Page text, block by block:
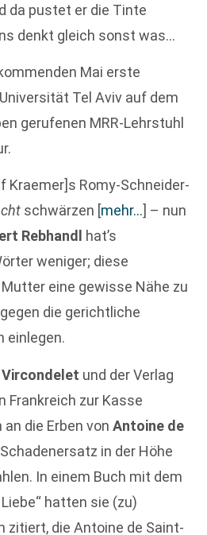
da pustet er die Tinte
denkt gleich sonst was…
Mai erste
Tel Aviv auf dem
gerufenen MRR-Lehrstuhl
Kraemer]s Romy-Schneider-
schwärzen [mehr…] – nun
Rebhandl
hat’s
weniger; diese
eine gewisse Nähe zu
die gerichtliche
einlegen.
und der Verlag
Frankreich zur Kasse
die Erben von Antoine de
in der Höhe
In einem Buch mit dem
hatten sie (zu)
zitiert, die Antoine de Saint-